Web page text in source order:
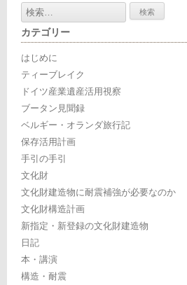
検
索:
カテゴリー
はじめに
ティーブレイク
ドイツ産業遺産活用視察
ブータン見聞録
ベルギー・オランダ旅行記
保存活用計画
手引の手引
文化財
文化財建造物に耐震補強が必要なのか
文化財構造計画
新指定・新登録の文化財建造物
日記
本・講演
構造・耐震